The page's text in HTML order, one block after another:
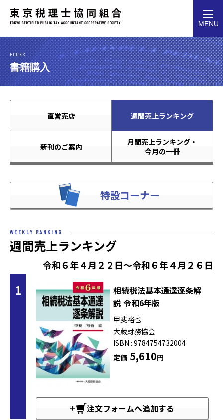
MENU
BOOKS
書籍購入
直営売店 週間売上ランキング
新刊のご案内
月間売上ランキング・
今月の一冊
特設コーナー
WEEKLY RANKING
週間売上ランキング
令和６年４月２２日～令和６年４月２６日
1
相続税法基本通達逐条解
説 令和6年版
甲斐裕也
大蔵財務協会
ISBN : 9784754732004
定価5,610円
注文フォームへ追加する